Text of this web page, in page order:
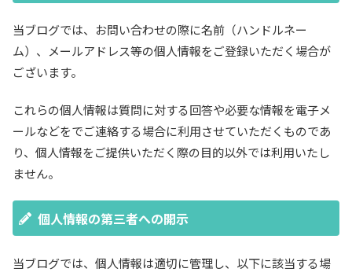
当ブログでは、お問い合わせの際に名前（ハンドルネー
ム）、メールアドレス等の個人情報をご登録いただく場合が
ございます。
これらの個人情報は質問に対する回答や必要な情報を電子メ
ールなどをでご連絡する場合に利用させていただくものであ
り、個人情報をご提供いただく際の目的以外では利用いたし
ません。
個人情報の第三者への開示
当ブログでは、個人情報は適切に管理し、以下に該当する場